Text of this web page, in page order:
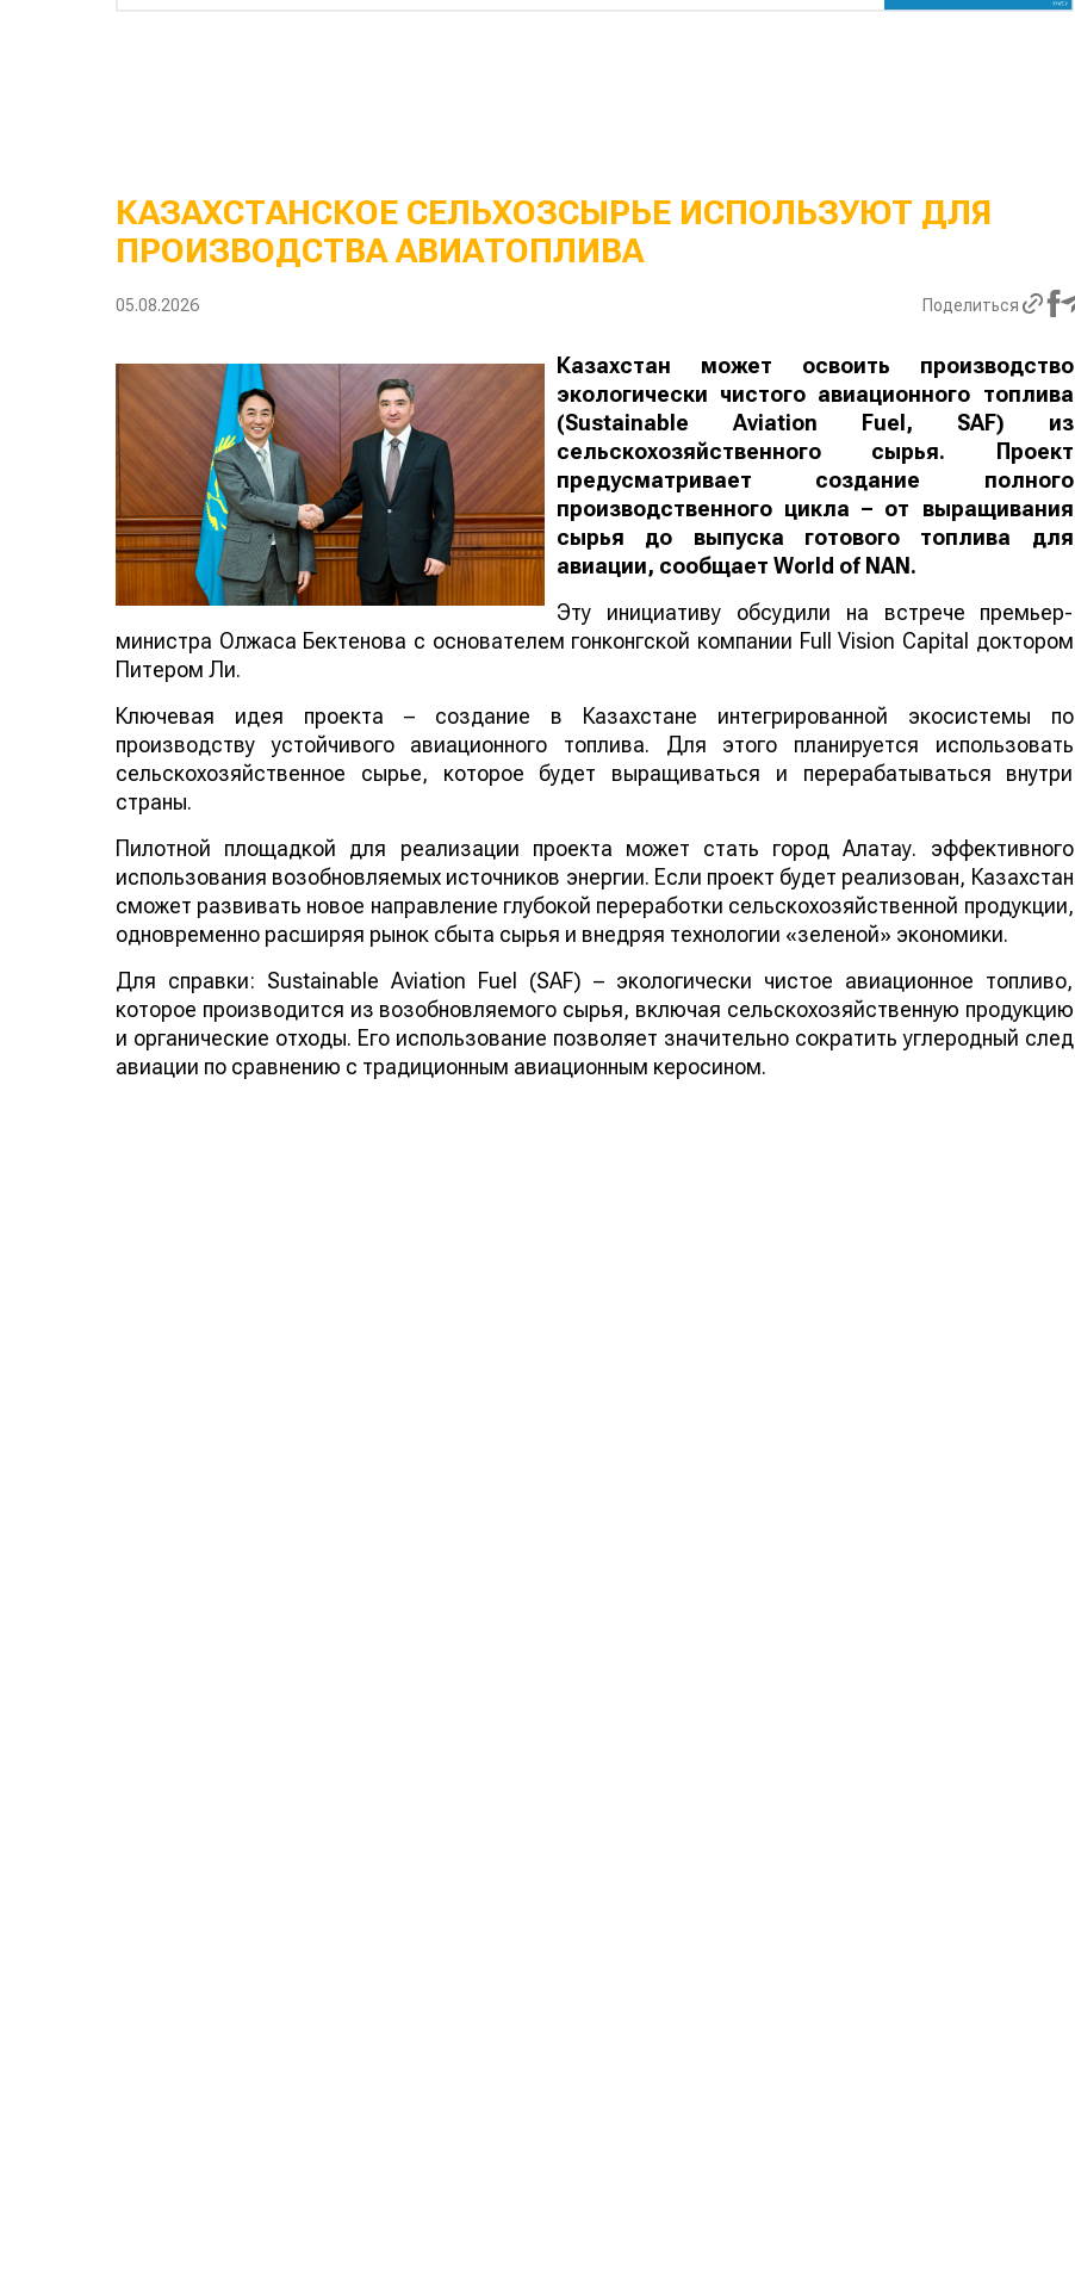
КАЗАХСТАНСКОЕ СЕЛЬХОЗСЫРЬЕ ИСПОЛЬЗУЮТ ДЛЯ
ПРОИЗВОДСТВА АВИАТОПЛИВА
05.08.2026 Поделиться
Казахстан может освоить производство
экологически чистого авиационного топлива
(Sustainable Aviation Fuel, SAF) из
сельскохозяйственного сырья. Проект
предусматривает создание полного
производственного цикла – от выращивания
сырья до выпуска готового топлива для
авиации, сообщает World of NAN .
Эту инициативу обсудили на встрече премьер-
министра Олжаса Бектенова с основателем гонконгской компании Full Vision Capital доктором
Питером Ли.
Ключевая идея проекта – создание в Казахстане интегрированной экосистемы по
производству устойчивого авиационного топлива. Для этого планируется использовать
сельскохозяйственное сырье, которое будет выращиваться и перерабатываться внутри
страны.
Пилотной площадкой для реализации проекта может стать город Алатау. эффективного
использования возобновляемых источников энергии. Если проект будет реализован, Казахстан
сможет развивать новое направление глубокой переработки сельскохозяйственной продукции,
одновременно расширяя рынок сбыта сырья и внедряя технологии «зеленой» экономики.
Для справки: Sustainable Aviation Fuel (SAF) – экологически чистое авиационное топливо,
которое производится из возобновляемого сырья, включая сельскохозяйственную продукцию
и органические отходы. Его использование позволяет значительно сократить углеродный след
авиации по сравнению с традиционным авиационным керосином.